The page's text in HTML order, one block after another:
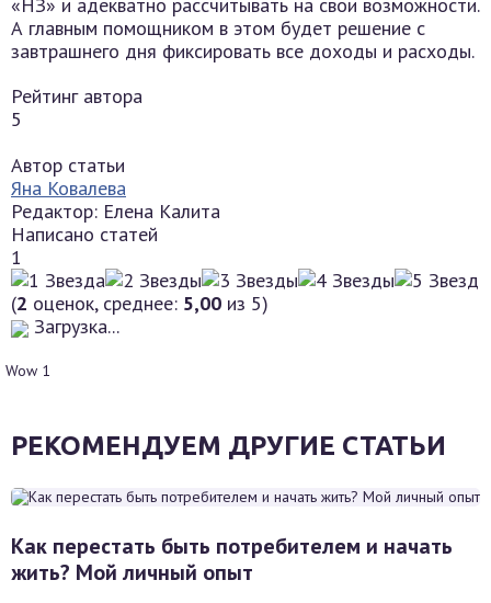
«НЗ» и адекватно рассчитывать на свои возможности.
А главным помощником в этом будет решение с
завтрашнего дня фиксировать все доходы и расходы.
Рейтинг автора
5
Автор статьи
Яна Ковалева
Редактор: Елена Калита
Написано статей
1
(2 оценок, среднее: 5,00 из 5)
Загрузка...
Wow 1
РЕКОМЕНДУЕМ ДРУГИЕ СТАТЬИ
Как перестать быть потребителем и начать
жить? Мой личный опыт